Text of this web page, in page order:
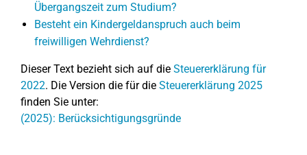
Übergangszeit zum Studium?
Besteht ein Kindergeldanspruch auch beim
freiwilligen Wehrdienst?
Dieser Text bezieht sich auf die Steuererklärung für
2022. Die Version die für die Steuererklärung 2025
finden Sie unter:
(2025): Berücksichtigungsgründe